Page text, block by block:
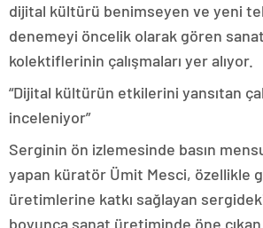
dijital kültürü benimseyen ve yeni
denemeyi öncelik olarak gören
kolektiflerinin çalışmaları yer alıyor.
“Dijital kültürün etkilerini yansıtan
inceleniyor”
Serginin ön izlemesinde basın
yapan küratör Ümit Mesci, özellikle
üretimlerine katkı sağlayan
boyunca sanat üretiminde öne